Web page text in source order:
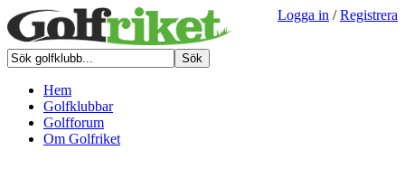
Logga in /Registrera
Hem
Golfklubbar
Golfforum
Om Golfriket